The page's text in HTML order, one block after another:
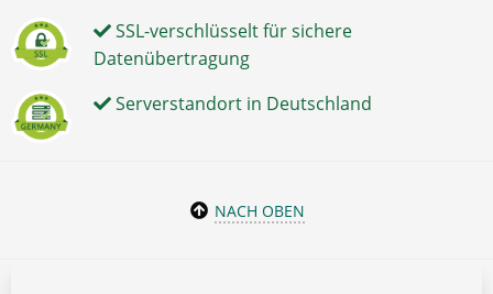
SSL-verschlüsselt für sichere
Datenübertragung
Serverstandort in Deutschland
NACH OBEN